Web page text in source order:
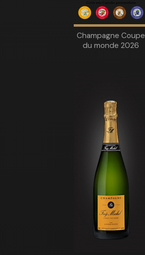
Champagne Coupe
du monde 2026